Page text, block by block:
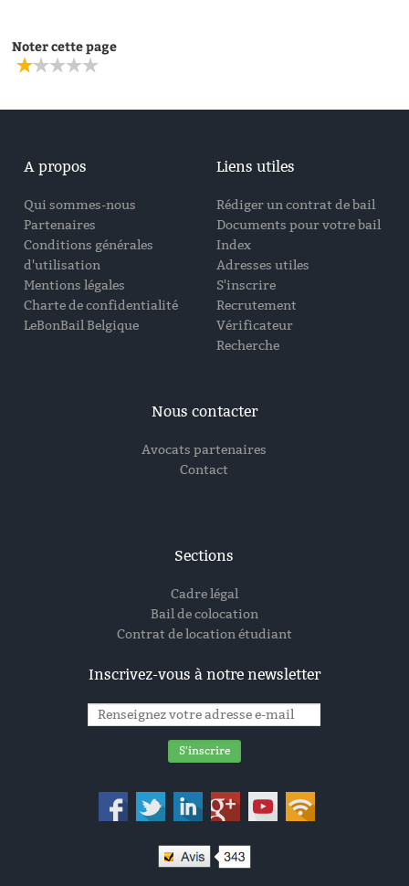
Noter cette page
A propos
Qui sommes-nous
Partenaires
Conditions générales
d'utilisation
Mentions légales
Charte de confidentialité
LeBonBail Belgique
Liens utiles
Rédiger un contrat de bail
Documents pour votre bail
Index
Adresses utiles
S'inscrire
Recrutement
Vérificateur
Recherche
Nous contacter
Avocats partenaires
Contact
Sections
Cadre légal
Bail de colocation
Contrat de location étudiant
Inscrivez-vous à notre newsletter